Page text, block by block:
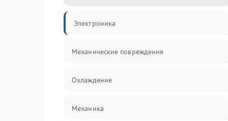
Электроника
Механические повреждения
Охлаждение
Механика